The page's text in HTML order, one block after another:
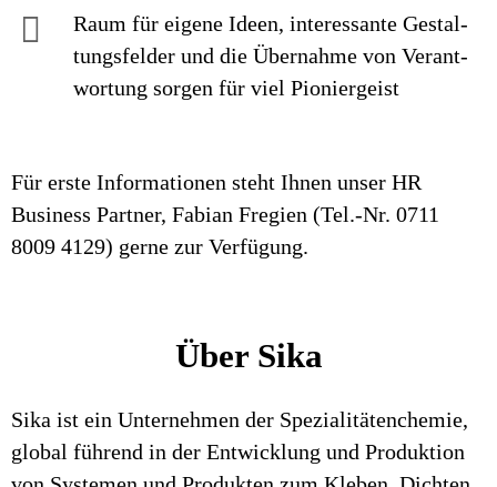
Raum für eigene Ideen, inte­res­sante Ge­stal­
tungs­felder und die Über­nahme von Ver­ant­
wor­tung sorgen für viel Pionier­geist
Für erste Informationen steht Ihnen unser HR
Business Partner, Fabian Fregien (Tel.-Nr. 0711
8009 4129) gerne zur Verfügung.
Über Sika
Sika ist ein Unternehmen der Spezialitätenchemie,
global führend in der Entwicklung und Produktion